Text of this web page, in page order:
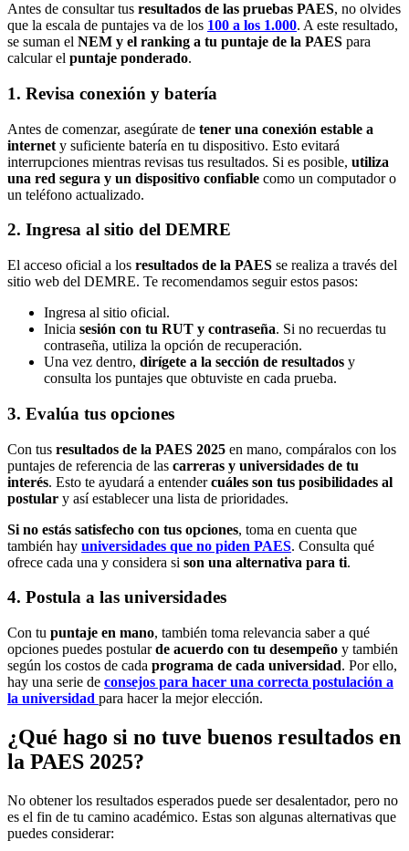
Antes de consultar tus resultados de las pruebas PAES, no olvides
que la escala de puntajes va de los 100 a los 1.000. A este resultado,
se suman el NEM y el ranking a tu puntaje de la PAES para
calcular el puntaje ponderado.
1. Revisa conexión y batería
Antes de comenzar, asegúrate de tener una conexión estable a
internet y suficiente batería en tu dispositivo. Esto evitará
interrupciones mientras revisas tus resultados. Si es posible, utiliza
una red segura y un dispositivo confiable como un computador o
un teléfono actualizado.
2. Ingresa al sitio del DEMRE
El acceso oficial a los resultados de la PAES se realiza a través del
sitio web del DEMRE. Te recomendamos seguir estos pasos:
Ingresa al sitio oficial.
Inicia sesión con tu RUT y contraseña. Si no recuerdas tu
contraseña, utiliza la opción de recuperación.
Una vez dentro, dirígete a la sección de resultados y
consulta los puntajes que obtuviste en cada prueba.
3. Evalúa tus opciones
Con tus resultados de la PAES 2025 en mano, compáralos con los
puntajes de referencia de las carreras y universidades de tu
interés. Esto te ayudará a entendercuáles son tus posibilidades al
postular y así establecer una lista de prioridades.
Si no estás satisfecho con tus opciones, toma en cuenta que
también hay universidades que no piden PAES. Consulta qué
ofrece cada una y considera si son una alternativa para ti.
4. Postula a las universidades
Con tu puntaje en mano, también toma relevancia saber a qué
opciones puedes postularde acuerdo con tu desempeño y también
según los costos de cada programa de cada universidad. Por ello,
hay una serie de consejos para hacer una correcta postulación a
la universidad para hacer la mejor elección.
¿Qué hago si no tuve buenos resultados en
la PAES 2025?
No obtener los resultados esperados puede ser desalentador, pero no
es el fin de tu camino académico. Estas son algunas alternativas que
puedes considerar: